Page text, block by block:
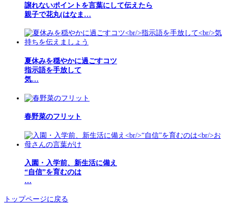
譲れないポイントを言葉にして伝えたら
親子で花丸(はなま…
夏休みを穏やかに過ごすコツ
指示語を手放して
気…
春野菜のフリット
入園・入学前、新生活に備え
“自信”を育むのは
…
トップページに戻る